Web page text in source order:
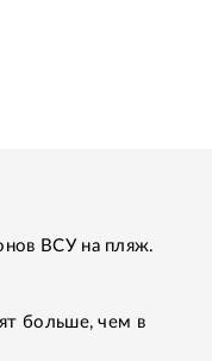
ВСУ на пляж.
больше, чем в